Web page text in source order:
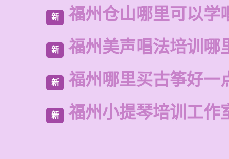
新 福州仓山哪里可以学
新 福州美声唱法培训哪
新 福州哪里买古筝好一
新 福州小提琴培训工作